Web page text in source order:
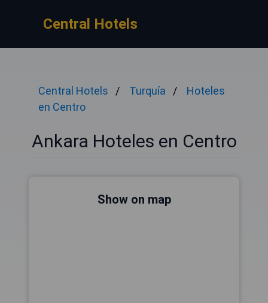
Central Hotels
Central Hotels Turquía
Hoteles
en Centro
Ankara Hoteles en Centro
Show on map